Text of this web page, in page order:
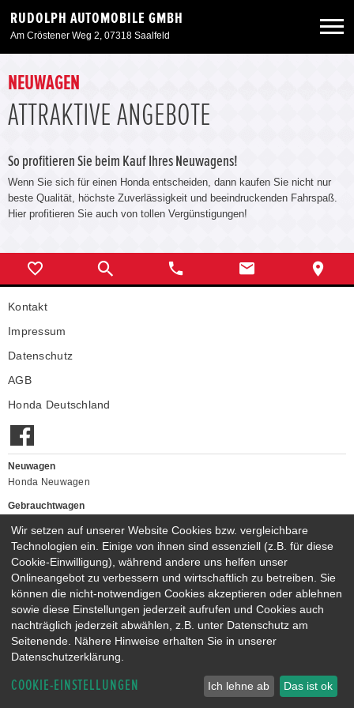
RUDOLPH AUTOMOBILE GMBH
Am Cröstener Weg 2, 07318 Saalfeld
Neuwagen
Gebrauchtwagen
Angebote
Service & Zubehör
Unser Autohaus
NEUWAGEN
ATTRAKTIVE ANGEBOTE
So profitieren Sie beim Kauf Ihres Neuwagens!
Wenn Sie sich für einen Honda entscheiden, dann kaufen Sie nicht nur
beste Qualität, höchste Zuverlässigkeit und beeindruckenden Fahrspaß.
Hier profitieren Sie auch von tollen Vergünstigungen!
Kontakt
Impressum
Datenschutz
AGB
Honda Deutschland
Neuwagen
Honda Neuwagen
Gebrauchtwagen
Honda Vorführwagen
Gesamtbestand
NEUWAGENMODELLE
HONDA JAZZ E:HEV
HONDA CIVIC E:HEV
HONDA PRELUDE E:HEV
HONDA HR-V E:HEV
HONDA ZR-V E:HEV
HONDA CR-V E:HEV & E:PHEV
Wir setzen auf unserer Website Cookies bzw. vergleichbare
Technologien ein. Einige von ihnen sind essenziell (z.B. für diese
Cookie-Einwilligung), während andere uns helfen unser
Onlineangebot zu verbessern und wirtschaftlich zu betreiben. Sie
können die nicht-notwendigen Cookies akzeptieren oder ablehnen
sowie diese Einstellungen jederzeit aufrufen und Cookies auch
nachträglich jederzeit abwählen, z.B. unter Datenschutz am
Seitenende. Nähere Hinweise erhalten Sie in unserer
Datenschutzerklärung.
COOKIE-EINSTELLUNGEN Ich lehne ab Das ist ok